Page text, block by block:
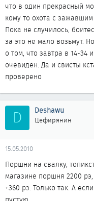
что в один прекрасный
кому то охота с
Пока не случилось,
за это не мало возьмут.
о том, что завтра в 14-34
очевиден. Да и свисты
проверено
D Deshawu
Цефирянин
15.05.2010
Поршни на свалку,
магазине поршня 2200
+360 рэ. Только так. А